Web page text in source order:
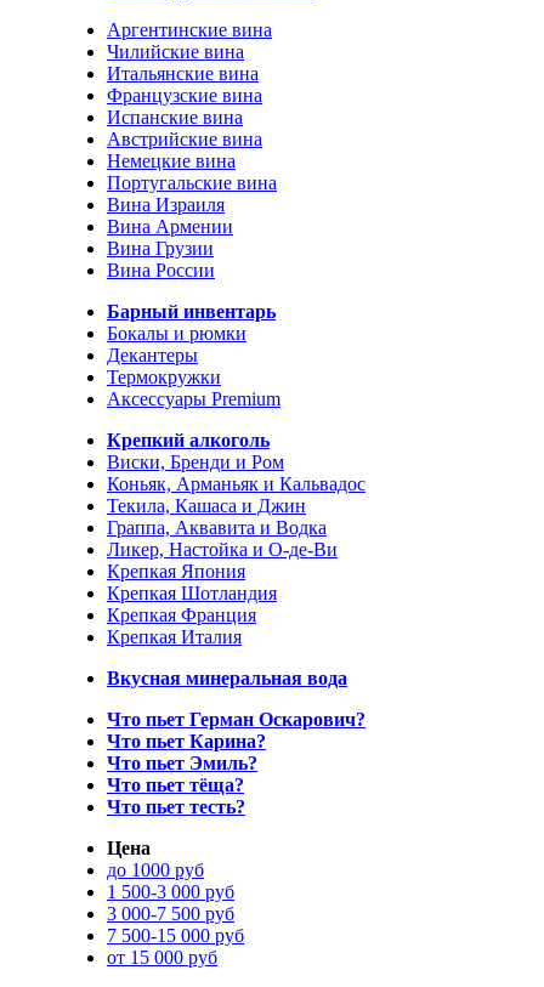
Аргентинские вина
Чилийские вина
Итальянские вина
Французские вина
Испанские вина
Австрийские вина
Немецкие вина
Португальские вина
Вина Израиля
Вина Армении
Вина Грузии
Вина России
Барный инвентарь
Бокалы и рюмки
Декантеры
Термокружки
Аксессуары Premium
Крепкий алкоголь
Виски, Бренди и Ром
Коньяк, Арманьяк и Кальвадос
Текила, Кашаса и Джин
Граппа, Аквавита и Водка
Ликер, Настойка и О-де-Ви
Крепкая Япония
Крепкая Шотландия
Крепкая Франция
Крепкая Италия
Вкусная минеральная вода
Что пьет Герман Оскарович?
Что пьет Карина?
Что пьет Эмиль?
Что пьет тёща?
Что пьет тесть?
Цена
до 1000 руб
1 500-3 000 руб
3 000-7 500 руб
7 500-15 000 руб
от 15 000 руб